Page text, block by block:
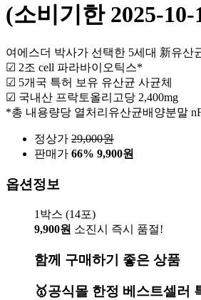
(소비기한 2025-10-
여에스더 박사가 선택한 5세대 新유산
☑ 2조 cell 파라바이오틱스*
☑ 5개국 특허 보유 유산균 사균체
☑ 국내산 프락토올리고당 2,400mg
*총 내용량당 열처리유산균배양분말
정상가 29,000원
판매가 66% 9,900원
옵션정보
1박스 (14포)
9,900원 소진시 즉시 품절!
함께 구매하기 좋은 상품
🥇공식몰 한정 베스트셀러